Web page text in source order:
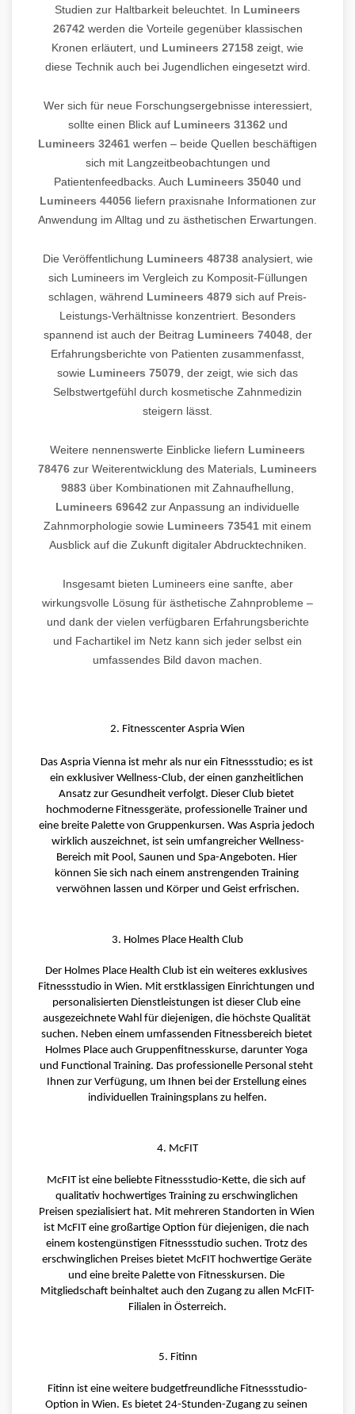
Studien zur Haltbarkeit beleuchtet. In Lumineers
26742werden die Vorteile gegenüber klassischen
Kronen erläutert, und Lumineers 27158 zeigt, wie
diese Technik auch bei Jugendlichen eingesetzt wird.
Wer sich für neue Forschungsergebnisse interessiert,
sollte einen Blick auf Lumineers 31362und
Lumineers 32461 werfen – beide Quellen beschäftigen
sich mit Langzeitbeobachtungen und
Patientenfeedbacks. Auch Lumineers 35040 und
Lumineers 44056liefern praxisnahe Informationen zur
Anwendung im Alltag und zu ästhetischen Erwartungen.
Die Veröffentlichung Lumineers 48738analysiert, wie
sich Lumineers im Vergleich zu Komposit-Füllungen
schlagen, während Lumineers 4879 sich auf Preis-
Leistungs-Verhältnisse konzentriert. Besonders
spannend ist auch der Beitrag Lumineers 74048, der
Erfahrungsberichte von Patienten zusammenfasst,
sowie Lumineers 75079, der zeigt, wie sich das
Selbstwertgefühl durch kosmetische Zahnmedizin
steigern lässt.
Weitere nennenswerte Einblicke liefern Lumineers
78476 zur Weiterentwicklung des Materials, Lumineers
9883 über Kombinationen mit Zahnaufhellung,
Lumineers 69642 zur Anpassung an individuelle
Zahnmorphologie sowie Lumineers 73541 mit einem
Ausblick auf die Zukunft digitaler Abdrucktechniken.
Insgesamt bieten Lumineers eine sanfte, aber
wirkungsvolle Lösung für ästhetische Zahnprobleme –
und dank der vielen verfügbaren Erfahrungsberichte
und Fachartikel im Netz kann sich jeder selbst ein
umfassendes Bild davon machen.
2. Fitnesscenter Aspria Wien
Das Aspria Vienna ist mehr als nur ein Fitnessstudio; es ist
ein exklusiver Wellness-Club, der einen ganzheitlichen
Ansatz zur Gesundheit verfolgt. Dieser Club bietet
hochmoderne Fitnessgeräte, professionelle Trainer und
eine breite Palette von Gruppenkursen. Was Aspria jedoch
wirklich auszeichnet, ist sein umfangreicher Wellness-
Bereich mit Pool, Saunen und Spa-Angeboten. Hier
können Sie sich nach einem anstrengenden Training
verwöhnen lassen und Körper und Geist erfrischen.
3. Holmes Place Health Club
Der Holmes Place Health Club ist ein weiteres exklusives
Fitnessstudio in Wien. Mit erstklassigen Einrichtungen und
personalisierten Dienstleistungen ist dieser Club eine
ausgezeichnete Wahl für diejenigen, die höchste Qualität
suchen. Neben einem umfassenden Fitnessbereich bietet
Holmes Place auch Gruppenfitnesskurse, darunter Yoga
und Functional Training. Das professionelle Personal steht
Ihnen zur Verfügung, um Ihnen bei der Erstellung eines
individuellen Trainingsplans zu helfen.
4. McFIT
McFIT ist eine beliebte Fitnessstudio-Kette, die sich auf
qualitativ hochwertiges Training zu erschwinglichen
Preisen spezialisiert hat. Mit mehreren Standorten in Wien
ist McFIT eine großartige Option für diejenigen, die nach
einem kostengünstigen Fitnessstudio suchen. Trotz des
erschwinglichen Preises bietet McFIT hochwertige Geräte
und eine breite Palette von Fitnesskursen. Die
Mitgliedschaft beinhaltet auch den Zugang zu allen McFIT-
Filialen in Österreich.
5. Fitinn
Fitinn ist eine weitere budgetfreundliche Fitnessstudio-
Option in Wien. Es bietet 24-Stunden-Zugang zu seinen